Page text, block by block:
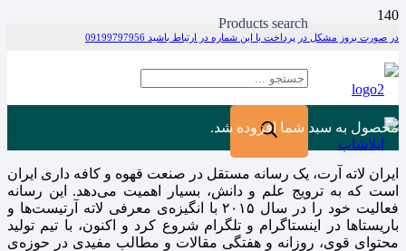
در صورت بروز مشکل در پرداخت با این شماره در ارتباط باشید 09199797956
Products search
محصول به سبد شما افزوده شد.
ایران لاته آرت، یک رسانه مستقل در صنعت قهوه و کافه داری ایران
است که به ترویج علم و دانش، بسیار اهمیت می‌دهد. این رسانه
فعالیت خود را در سال ۲۰۱۵ با انگیزه‌ی معرفی لاته آرتیست‌ها و
باریستاها در اینستاگرام و تلگرام شروع کرد و اکنون، با تیم تولید
محتوای قوی، روزانه و هفتگی مقالات و مطالب مفیدی در حوزه‌ی